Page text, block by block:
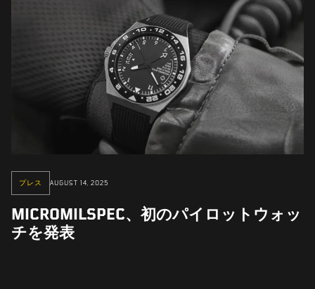
プレス AUGUST 14, 2025
MICROMILSPEC、初のパイロットウォッ
チを発表